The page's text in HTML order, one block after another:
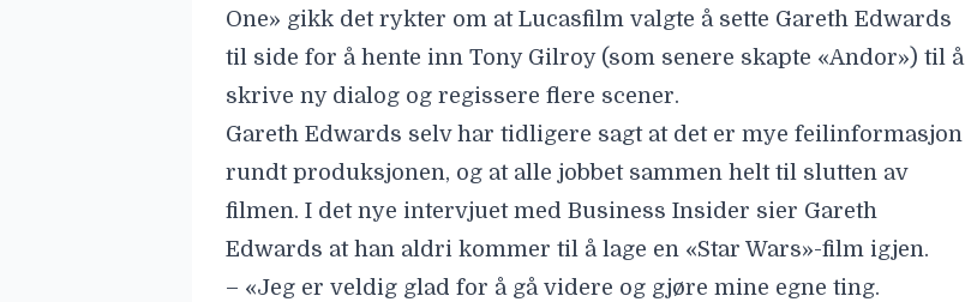
One» gikk det rykter om at Lucasfilm valgte å sette Gareth Edwards
til side for å hente inn Tony Gilroy (som senere skapte «Andor») til å
skrive ny dialog og regissere flere scener.
Gareth Edwards selv har tidligere sagt at det er mye feilinformasjon
rundt produksjonen, og at alle jobbet sammen helt til slutten av
filmen. I det nye intervjuet med Business Insider sier Gareth
Edwards at han aldri kommer til å lage en «Star Wars»-film igjen.
– «Jeg er veldig glad for å gå videre og gjøre mine egne ting.